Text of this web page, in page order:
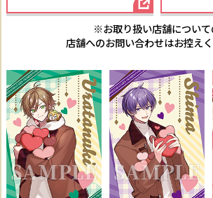
※お取り扱い店舗について
店舗へのお問い合わせはお控え